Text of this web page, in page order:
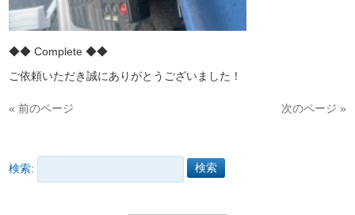
◆◆ Complete ◆◆
ご依頼いただき誠にありがとうございました！
« 前のページ 次のページ »
検索: